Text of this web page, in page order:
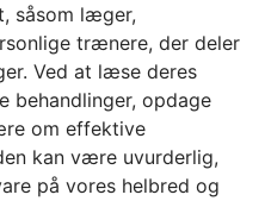
såsom læger,
trænere, der deler
Ved at læse deres
behandlinger, opdage
om effektive
kan være uvurderlig,
på vores helbred og